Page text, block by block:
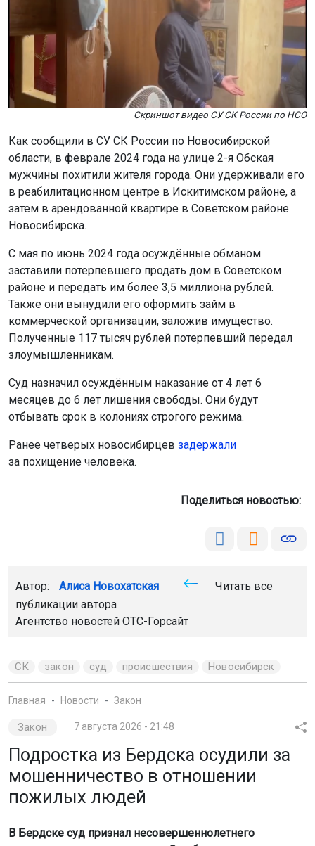
Скриншот видео СУ СК России по НСО
Как сообщили в СУ СК России по Новосибирской
области, в феврале 2024 года на улице 2-я Обская
мужчины похитили жителя города. Они удерживали его
в реабилитационном центре в Искитимском районе, а
затем в арендованной квартире в Советском районе
Новосибирска.
С мая по июнь 2024 года осуждённые обманом
заставили потерпевшего продать дом в Советском
районе и передать им более 3,5 миллиона рублей.
Также они вынудили его оформить займ в
коммерческой организации, заложив имущество.
Полученные 117 тысяч рублей потерпевший передал
злоумышленникам.
Суд назначил осуждённым наказание от 4 лет 6
месяцев до 6 лет лишения свободы. Они будут
отбывать срок в колониях строгого режима.
Ранее четверых новосибирцев задержали
за похищение человека.
Поделиться новостью:
Автор: Алиса Новохатская
Читать все
публикации автора
Агентство новостей ОТС-Горсайт
СК закон суд происшествия Новосибирск
Главная Новости Закон
Закон 7 августа 2026 - 21:48
Подростка из Бердска осудили за
мошенничество в отношении
пожилых людей
В Бердске суд признал несовершеннолетнего